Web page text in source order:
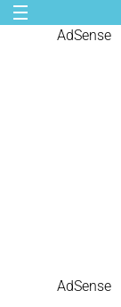
AdSense
AdSense